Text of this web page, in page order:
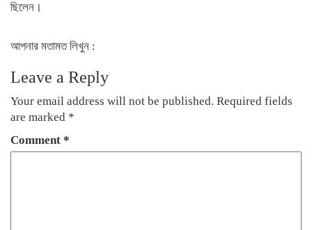
ছিলেন।
আপনার মতামত লিখুন :
Leave a Reply
Your email address will not be published. Required fields
are marked *
Comment *